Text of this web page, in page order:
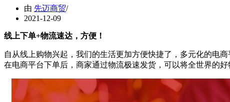
由 先迈商贸
2021-12-09
线上下单+物流速达，方便！
自从线上购物兴起，我们的生活更加方便快捷了，多元化的电
在电商平台下单后，商家通过物流极速发货，可以将全世界的好